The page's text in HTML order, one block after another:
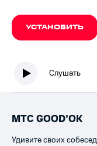
УСТАНОВИТЬ
Слушать
МТС GOOD’OK
Удивите своих